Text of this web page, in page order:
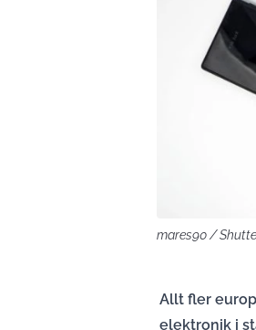
mares90 /
Allt fler
elektronik i